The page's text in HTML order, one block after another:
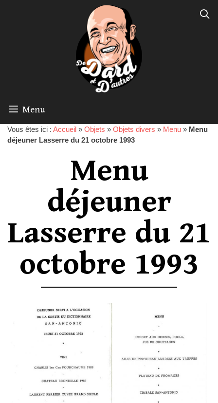
Menu
Vous êtes ici : Accueil » Objets » Objets divers » Menu » Menu
déjeuner Lasserre du 21 octobre 1993
Menu
déjeuner
Lasserre du 21
octobre 1993